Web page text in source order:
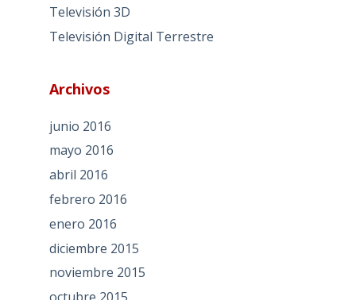
Televisión 3D
Televisión Digital Terrestre
Archivos
junio 2016
mayo 2016
abril 2016
febrero 2016
enero 2016
diciembre 2015
noviembre 2015